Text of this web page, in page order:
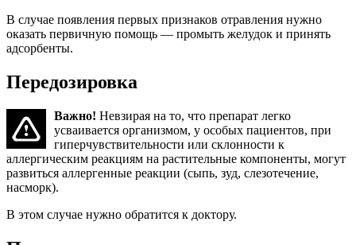
В случае появления первых признаков отравления нужно
оказать первичную помощь — промыть желудок и принять
адсорбенты.
Передозировка
Важно! Невзирая на то, что препарат легко
усваивается организмом, у особых пациентов, при
гиперчувствительности или склонности к
аллергическим реакциям на растительные компоненты, могут
развиться аллергенные реакции (сыпь, зуд, слезотечение,
насморк).
В этом случае нужно обратится к доктору.